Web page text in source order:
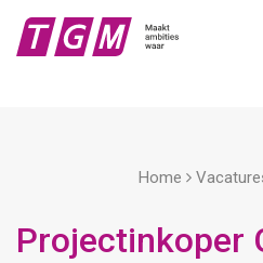
Home
Projectinkoper